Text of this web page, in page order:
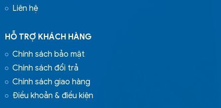
Liên hệ
HỖ TRỢ KHÁCH HÀNG
Chính sách bảo mật
Chính sách đổi trả
Chính sách giao hàng
Điều khoản & điều kiện